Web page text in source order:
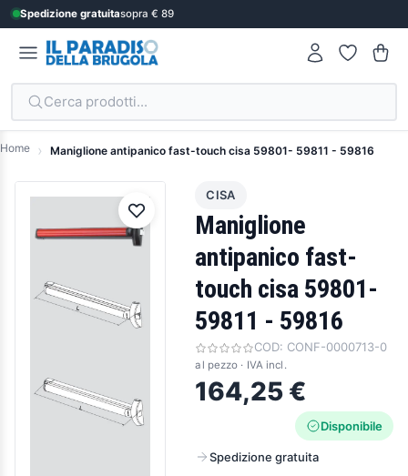
Spedizione gratuitasopra € 89
Cerca prodotti...
Home Maniglione antipanico fast-touch cisa 59801- 59811 - 59816
CISA
Maniglione
antipanico fast-
touch cisa 59801-
59811 - 59816
COD: CONF-0000713-0
al pezzo · IVA incl.
164,25 €
Disponibile
Spedizione gratuita